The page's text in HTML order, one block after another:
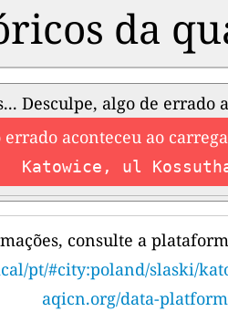
da
Desculpe, algo de errado
errado aconteceu ao
Katowice, ul
consulte a
pt/#city:poland/slaski/
aqicn.org/data-